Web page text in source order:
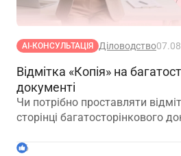
АІ-КОНСУЛЬТАЦІЯ Діловодство
Відмітка «Копія» на
документі
Чи потрібно проставляти
сторінці багатосторінкового
6